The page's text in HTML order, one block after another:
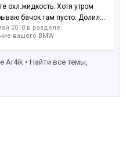
охл.жидкость. Хотя утром
бачок там пусто. Долил...
2018 в разделе:
вашего BMW
Ar4ik
Найти все темы,